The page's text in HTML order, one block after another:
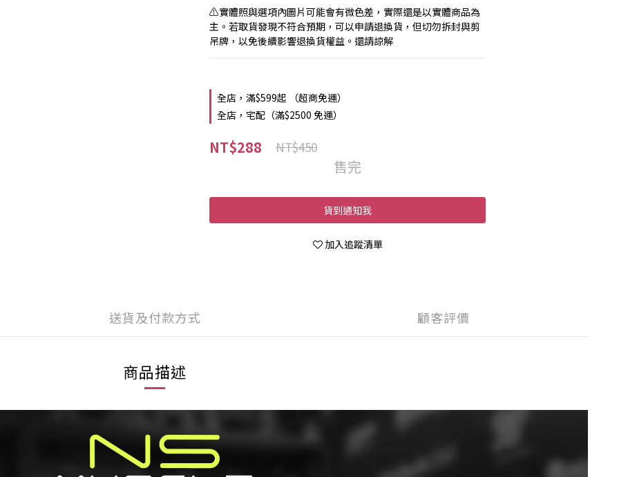
⚠️實體照與選項內圖片可能會有微色差，實際還是以實體商品為
主。若取貨發現不符合預期，可以申請退換貨，但切勿拆封與剪
吊牌，以免後續影響退換貨權益。還請諒解
全店，滿$599起 （超商免運）
全店，宅配（滿$2500 免運）
NT$288 NT$450
售完
貨到通知我
加入追蹤清單
送貨及付款方式 顧客評價
商品描述